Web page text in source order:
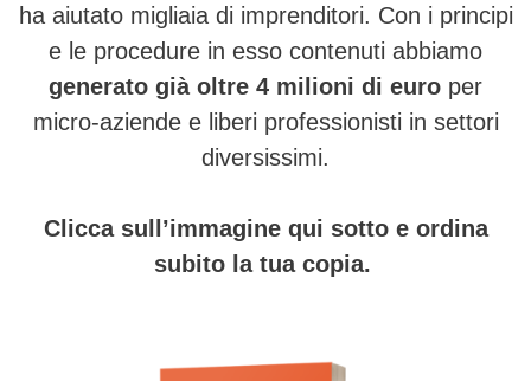
ha aiutato migliaia di imprenditori. Con i principi
e le procedure in esso contenuti abbiamo
generato già oltre 4 milioni di euro per
micro-aziende e liberi professionisti in settori
diversissimi.
Clicca sull’immagine qui sotto e ordina
subito la tua copia.